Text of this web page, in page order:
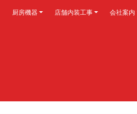
厨房機器 店舗内装工事 会社案内